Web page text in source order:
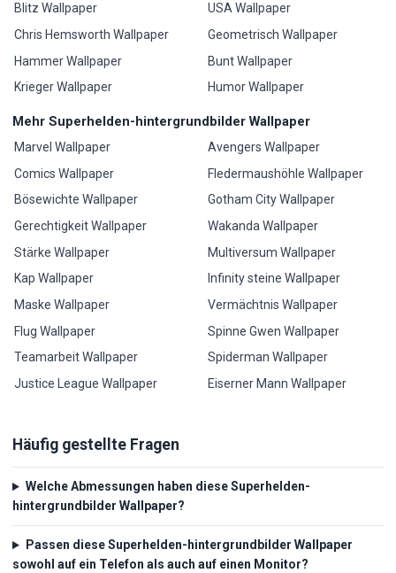
Blitz Wallpaper
Chris Hemsworth Wallpaper
Hammer Wallpaper
Krieger Wallpaper
USA Wallpaper
Geometrisch Wallpaper
Bunt Wallpaper
Humor Wallpaper
Mehr Superhelden-hintergrundbilder Wallpaper
Marvel Wallpaper
Comics Wallpaper
Bösewichte Wallpaper
Gerechtigkeit Wallpaper
Stärke Wallpaper
Kap Wallpaper
Maske Wallpaper
Flug Wallpaper
Teamarbeit Wallpaper
Justice League Wallpaper
Avengers Wallpaper
Fledermaushöhle Wallpaper
Gotham City Wallpaper
Wakanda Wallpaper
Multiversum Wallpaper
Infinity steine Wallpaper
Vermächtnis Wallpaper
Spinne Gwen Wallpaper
Spiderman Wallpaper
Eiserner Mann Wallpaper
Häufig gestellte Fragen
Welche Abmessungen haben diese Superhelden-
hintergrundbilder Wallpaper?
Passen diese Superhelden-hintergrundbilder Wallpaper
sowohl auf ein Telefon als auch auf einen Monitor?